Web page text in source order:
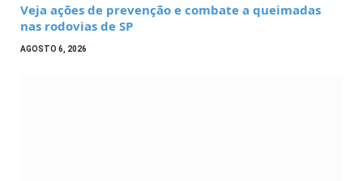
Veja ações de prevenção e combate a queimadas
nas rodovias de SP
AGOSTO 6, 2026